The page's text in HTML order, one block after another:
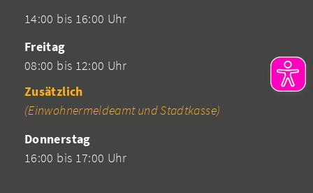
14:00 bis 16:00 Uhr
Freitag
08:00 bis 12:00 Uhr
Zusätzlich
(Einwohnermeldeamt und Stadtkasse)
Donnerstag
16:00 bis 17:00 Uhr